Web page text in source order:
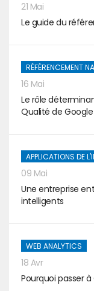
21 Mai
Le guide du
RÉFÉRENCEMENT
16 Mai
Le rôle
Qualité de Google
APPLICATIONS DE
09 Mai
Une entreprise
intelligents
WEB ANALYTICS
18 Avr
Pourquoi passer